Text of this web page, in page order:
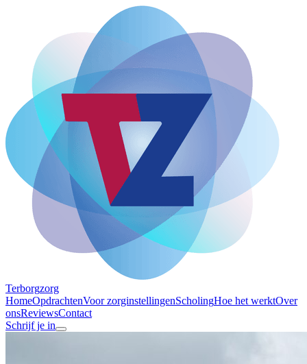
Terborgzorg
HomeOpdrachtenVoor zorginstellingenScholingHoe het werktOver
onsReviewsContact
Schrijf je in